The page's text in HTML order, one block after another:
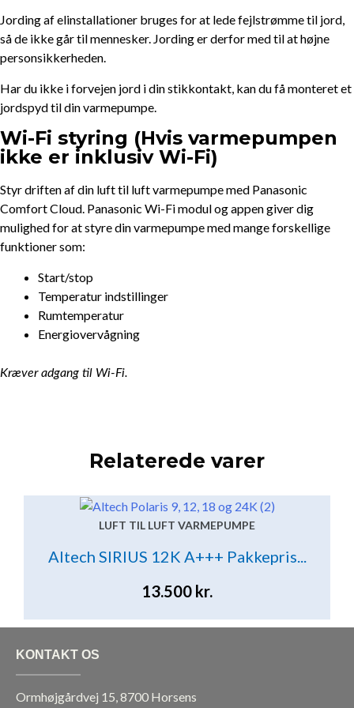
Jording af elinstallationer bruges for at lede fejlstrømme til jord,
så de ikke går til mennesker. Jording er derfor med til at højne
personsikkerheden.
Har du ikke i forvejen jord i din stikkontakt, kan du få monteret et
jordspyd til din varmepumpe.
Wi-Fi styring (Hvis varmepumpen
ikke er inklusiv Wi-Fi)
Styr driften af din luft til luft varmepumpe med Panasonic
Comfort Cloud. Panasonic Wi-Fi modul og appen giver dig
mulighed for at styre din varmepumpe med mange forskellige
funktioner som:
Start/stop
Temperatur indstillinger
Rumtemperatur
Energiovervågning
Kræver adgang til Wi-Fi.
Relaterede varer
LUFT TIL LUFT VARMEPUMPE
Altech SIRIUS 12K A+++ Pakkepris...
13.500 kr.
KONTAKT OS
Ormhøjgårdvej 15, 8700 Horsens